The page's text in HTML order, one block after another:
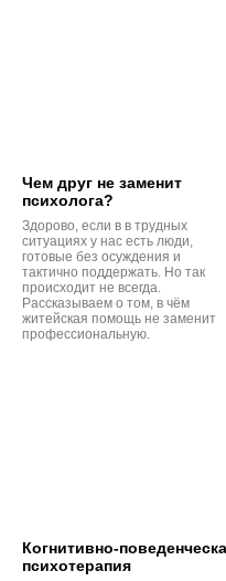
Чем друг не заменит
психолога?
Здорово, если в в трудных
ситуациях у нас есть люди,
готовые без осуждения и
тактично поддержать. Но так
происходит не всегда.
Рассказываем о том, в чём
житейская помощь не заменит
профессиональную.
Когнитивно-
психотерапия